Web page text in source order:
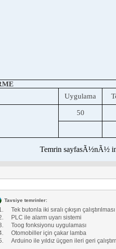
Uygulama
50
Temrin sayfasÃ½nÃ½
Tavsiye temrinler:
Tek butonla iki sıralı çıkışın çalıştırılması
PLC ile alarm uyarı sistemi
Toog fonksiyonu uygulaması
Otomobiller için çakar lamba
Arduino ile yıldız üçgen ileri geri